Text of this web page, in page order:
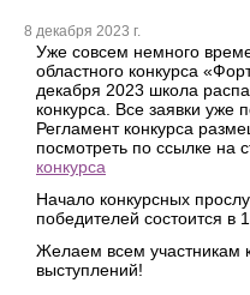
8 декабря 2023 г.
Уже совсем немного
областного конкурса
декабря 2023 школа
конкурса. Все заявки уже
Регламент конкурса
посмотреть по ссылке на
конкурса
Начало конкурсных
победителей состоится в
Желаем всем участникам
выступлений!